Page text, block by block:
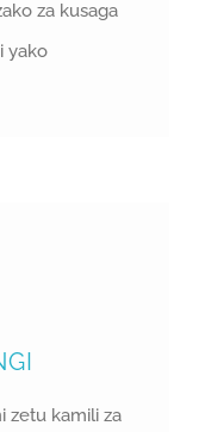
za kusaga
yako
zetu kamili za